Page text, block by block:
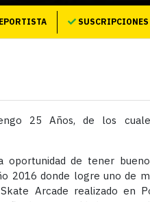
SUSCRIPCIONES
25 Años, de los
oportunidad de tener
2016 donde logre uno de
Arcade realizado en